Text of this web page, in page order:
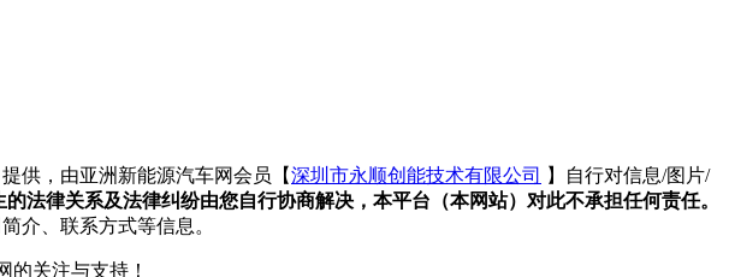
提供，由亚洲新能源汽车网会员【深圳市永顺创能技术有限公司
】自行对信息/图片/
法律关系及法律纠纷由您自行协商解决，本平台（本网站）对此不承担任何责任。
介、联系方式等信息。
的关注与支持！